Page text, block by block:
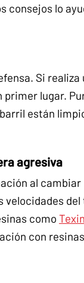
consejos lo
Si realiza
lugar.
están
agresiva
al
velocidades
como Texin
con